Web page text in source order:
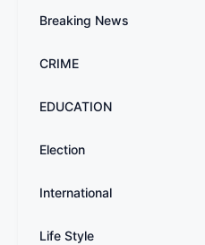
Breaking News
CRIME
EDUCATION
Election
International
Life Style